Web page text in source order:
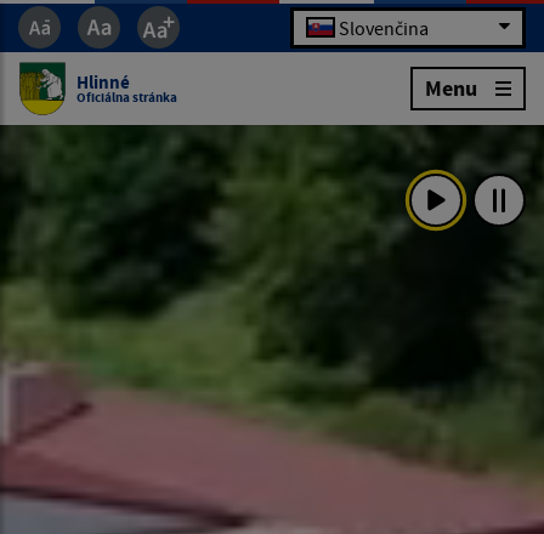
Slovenčina
Hlinné
Oficiálna stránka Menu